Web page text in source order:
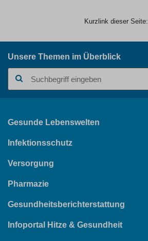
Kurzlink dieser Seite:
Unsere Themen im Überblick
Gesunde Lebenswelten
Infektionsschutz
Versorgung
Pharmazie
Gesundheitsberichterstattung
Infoportal Hitze & Gesundheit